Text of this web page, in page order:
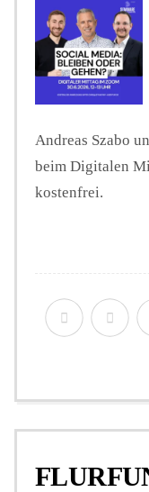
Andreas Szabo
beim Digitalen
kostenfrei.